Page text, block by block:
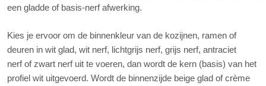
een gladde of basis-nerf afwerking.
Kies je ervoor om de binnenkleur van de kozijnen, ramen of
deuren in wit glad, wit nerf, lichtgrijs nerf, grijs nerf, antraciet
nerf of zwart nerf uit te voeren, dan wordt de kern (basis) van het
profiel wit uitgevoerd. Wordt de binnenzijde beige glad of crème